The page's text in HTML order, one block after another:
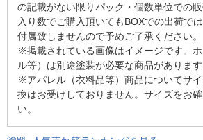
の記載がない限りパック・個数単位での
入り数でご購入頂いてもBOXでの出荷で
付属致しませんので予めご了承ください。
※掲載されている画像はイメージです。
ル等）は別途塗装が必要な商品があります
※アパレル（衣料品等）商品についてサ
換はお受けしておりません。サイズをお
い。